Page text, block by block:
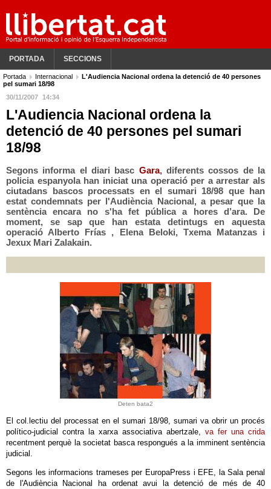
PORTADA SECCIONS
Portada Internacional
L'Audiencia Nacional ordena la detenció de 40 persones
pel sumari 18/98
30/11/2007
14:34
L'Audiencia Nacional ordena la
detenció de 40 persones pel sumari
18/98
Segons informa el diari basc Gara, diferents cossos de la
policia espanyola han iniciat una operació per a arrestar als
ciutadans bascos processats en el sumari 18/98 que han
estat condemnats per l'Audiència Nacional, a pesar que la
sentència encara no s'ha fet pública a hores d’ara. De
moment, se sap que han estata detintugs en aquesta
operació Alberto Frías , Elena Beloki, Txema Matanzas i
Jexux Mari Zalakain.
Deten bata2
El col.lectiu del processat en el sumari 18/98, sumari va obrir un procés
político-judicial contra la xarxa associativa abertzale, va fer una crida
recentment perquè la societat basca respongués a la imminent sentència
judicial.
Segons les informacions trameses per EuropaPress i EFE, la Sala penal
de l'Audiència Nacional ha ordenat avui la detenció de més de 40